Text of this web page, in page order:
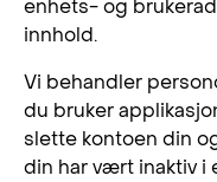
enhets- og
innhold.
Vi behandler
du bruker
slette kontoen din
din har vært inaktiv i